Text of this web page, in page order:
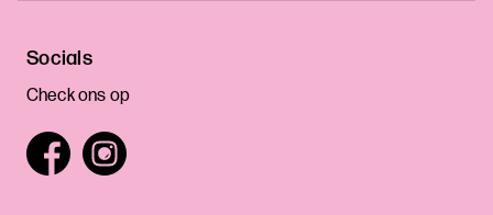
Socials
Check ons op